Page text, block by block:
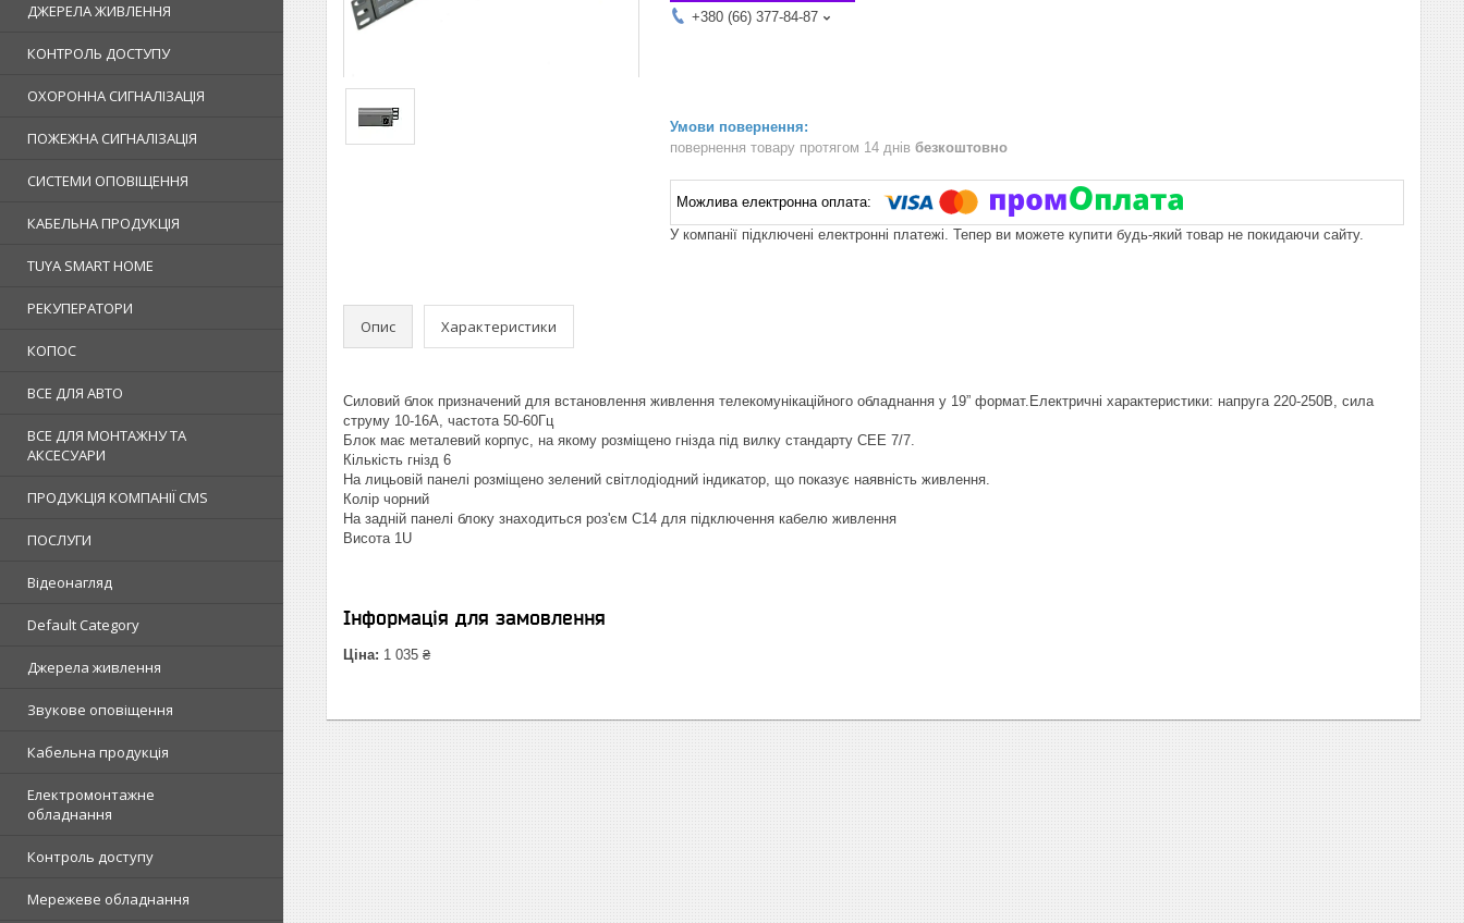
ДЖЕРЕЛА ЖИВЛЕННЯ
КОНТРОЛЬ ДОСТУПУ
ОХОРОННА СИГНАЛІЗАЦІЯ
ПОЖЕЖНА СИГНАЛІЗАЦІЯ
СИСТЕМИ ОПОВІЩЕННЯ
КАБЕЛЬНА ПРОДУКЦІЯ
TUYA SMART HOME
РЕКУПЕРАТОРИ
КОПОС
ВСЕ ДЛЯ АВТО
ВСЕ ДЛЯ МОНТАЖНУ ТА
АКСЕСУАРИ
ПРОДУКЦІЯ КОМПАНІЇ CMS
ПОСЛУГИ
Відеонагляд
Default Category
Джерела живлення
Звукове оповіщення
Кабельна продукція
Електромонтажне
обладнання
Контроль доступу
Мережеве обладнання
+380 (66) 377-84-87
повернення товару протягом 14 днів безкоштовно
У компанії підключені електронні платежі. Тепер ви можете купити будь-який товар не покидаючи сайту.
Опис Характеристики
Силовий блок призначений для встановлення живлення телекомунікаційного обладнання у 19” формат.Електричні характеристики: напруга 220-250В, сила
струму 10-16А, частота 50-60Гц
Блок має металевий корпус, на якому розміщено гнізда під вилку стандарту CEE 7/7.
Кількість гнізд 6
На лицьовій панелі розміщено зелений світлодіодний індикатор, що показує наявність живлення.
Колір чорний
На задній панелі блоку знаходиться роз'єм C14 для підключення кабелю живлення
Висота 1U
Інформація для замовлення
Ціна: 1 035 ₴